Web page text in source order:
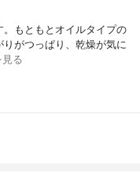
。もともとオイルタイプの
がつっぱり、乾燥が気に
る